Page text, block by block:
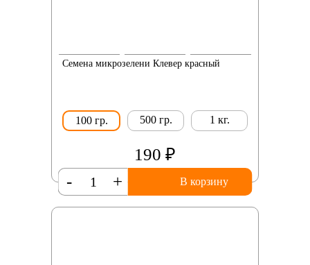
Семена микрозелени Клевер красный
100 гр. 500 гр. 1 кг.
190 ₽
+
- В корзину